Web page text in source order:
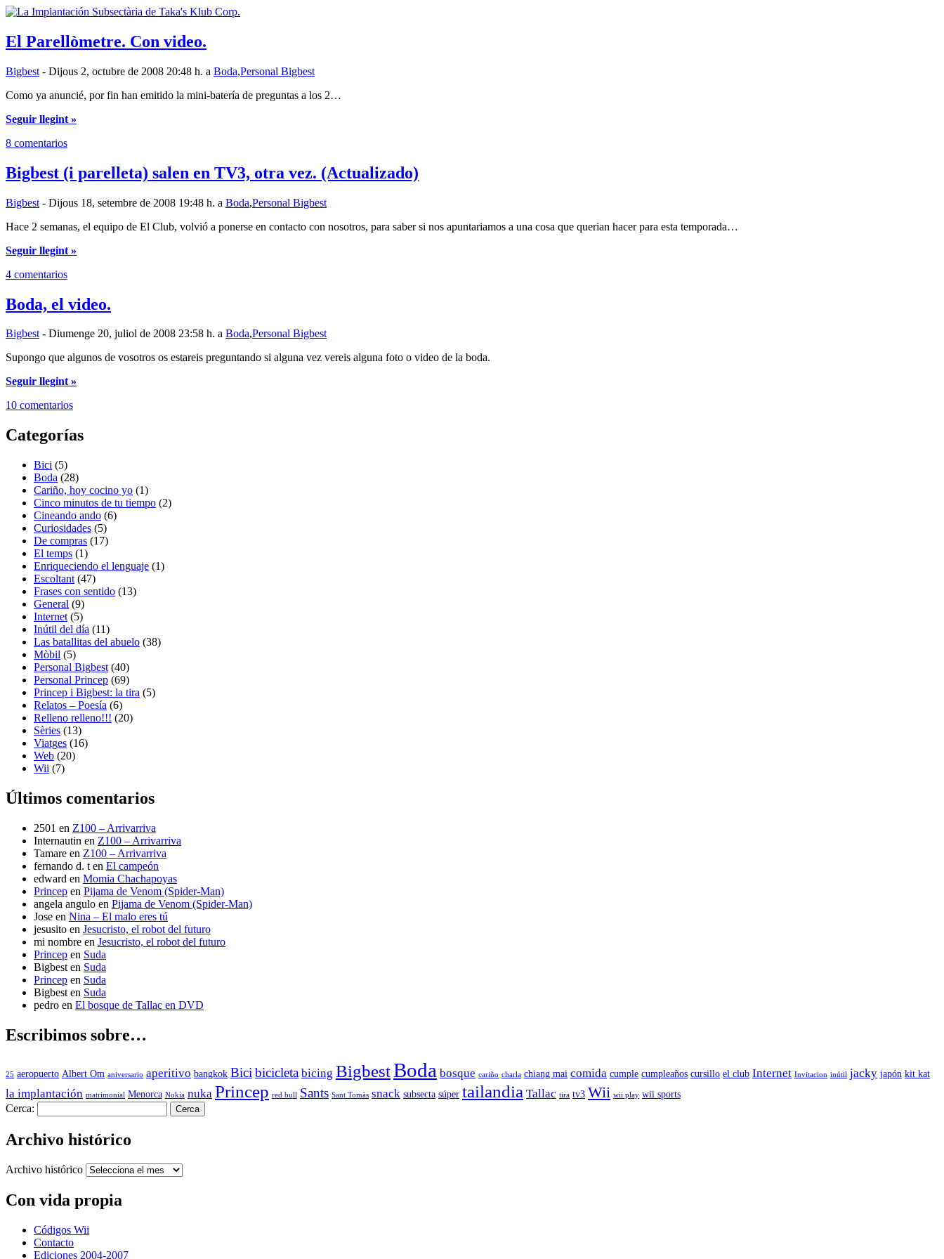
El Parellòmetre. Con video.
Bigbest - Dijous 2, octubre de 2008 20:48 h. a Boda,Personal Bigbest
Como ya anuncié, por fin han emitido la mini-batería de preguntas a los 2…
Seguir llegint »
8 comentarios
Bigbest (i parelleta) salen en TV3, otra vez. (Actualizado)
Bigbest - Dijous 18, setembre de 2008 19:48 h. a Boda,Personal Bigbest
Hace 2 semanas, el equipo de El Club, volvió a ponerse en contacto con nosotros, para saber si nos apuntariamos a una cosa que querian hacer para esta temporada…
Seguir llegint »
4 comentarios
Boda, el video.
Bigbest- Diumenge 20, juliol de 2008 23:58 h. a Boda,Personal Bigbest
Supongo que algunos de vosotros os estareis preguntando si alguna vez vereis alguna foto o video de la boda.
Seguir llegint »
10 comentarios
Categorías
Bici (5)
Boda (28)
Cariño, hoy cocino yo (1)
Cinco minutos de tu tiempo (2)
Cineando ando (6)
Curiosidades (5)
De compras (17)
El temps (1)
Enriqueciendo el lenguaje (1)
Escoltant (47)
Frases con sentido (13)
General (9)
Internet (5)
Inútil del día (11)
Las batallitas del abuelo (38)
Mòbil (5)
Personal Bigbest (40)
Personal Princep (69)
Princep i Bigbest: la tira (5)
Relatos – Poesía (6)
Relleno relleno!!! (20)
Sèries (13)
Viatges (16)
Web (20)
Wii (7)
Últimos comentarios
2501 en Z100 – Arrivarriva
Internautin en Z100 – Arrivarriva
Tamare en Z100 – Arrivarriva
fernando d. t en El campeón
edward en Momia Chachapoyas
Princep en Pijama de Venom (Spider-Man)
angela angulo en Pijama de Venom (Spider-Man)
Jose en Nina – El malo eres tú
jesusito en Jesucristo, el robot del futuro
mi nombre en Jesucristo, el robot del futuro
Princep en Suda
Bigbest en Suda
Princep en Suda
Bigbest en Suda
pedro en El bosque de Tallac en DVD
Escribimos sobre…
25 aeropuerto Albert Om aniversario aperitivo bangkok Bici bicicleta bicing BigbestBoda bosque cariño charla chiang mai comida cumple cumpleaños cursillo el club Internet Invitacion inútil jacky japón kit kat
la implantación matrimonial Menorca Nokia nuka Princep red bull Sants Sant Tomàs snack subsecta súper tailandia Tallac tira tv3 Wii wii play wii sports
Cerca:
Archivo histórico
Archivo histórico
Con vida propia
Códigos Wii
Contacto
Ediciones 2004-2007